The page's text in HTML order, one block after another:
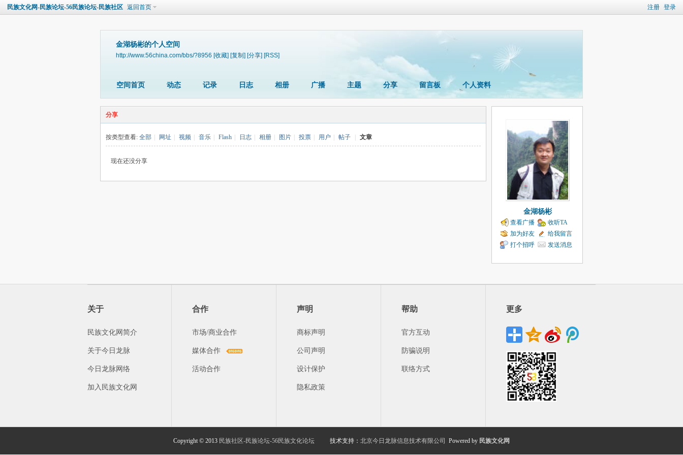
注册 登录
民族文化网-民族论坛-56民族论坛-民族社区 返回首页
金湖杨彬的个人空间
http://www.56china.com/bbs/?8956 [收藏] [复制] [分享] [RSS]
空间首页 动态 记录 日志 相册 广播 主题 分享 留言板 个人资料
分享
按类型查看: 全部 网址 视频 音乐 Flash 日志 相册 图片 投票 用户 帖子 文章
现在还没分享
金湖杨彬
查看广播
收听TA
加为好友
给我留言
打个招呼
发送消息
关于
民族文化网简介
关于今日龙脉
今日龙脉网络
加入民族文化网
合作
市场/商业合作
媒体合作
活动合作
声明
商标声明
公司声明
设计保护
隐私政策
帮助
官方互动
防骗说明
联络方式
更多
Copyright © 2013 民族社区-民族论坛-56民族文化论坛 技术支持： 北京今日龙脉信息技术有限公司 Powered by 民族文化网